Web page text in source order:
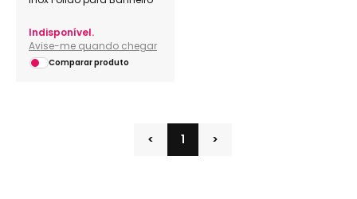
Indisponível.
Avise-me quando chegar
Comparar produto
< 1 >